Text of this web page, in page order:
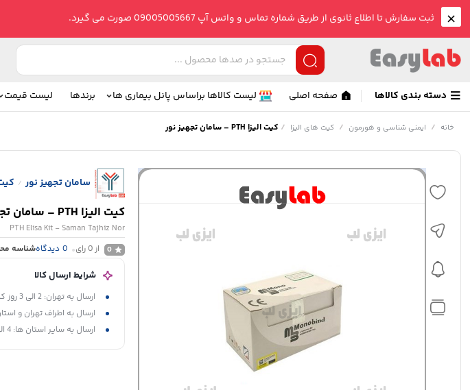
ثبت سفارش تا اطلاع ثانوی از طریق شماره تماس و واتس آپ 09005005667 صورت می گیرد.
دسته بندی کالاها صفحه اصلی لیست کالاها براساس پانل بیماری ها برندها لیست قیمت
خانه / ایمنی شناسی و هورمون / کیت های الیزا / کیت الیزا PTH – سامان تجهیز نور
سامان تجهیز نور /
کیت الیزا PTH – سامان تجهیز نور
PTH Elisa Kit - Saman Tajhiz Nor
0 از 0 رای 0 دیدگاهشناسه
شرایط ارسال کالا
ارسال به تهران: 2 الی 3 روز کاری
ارسال به اطراف تهران و استان البرز: 3
ارسال به سایر استان ها: 4 الی 7 روز کاری